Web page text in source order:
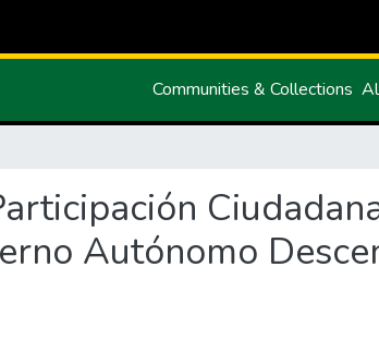
Communities & Collections
Autónomo